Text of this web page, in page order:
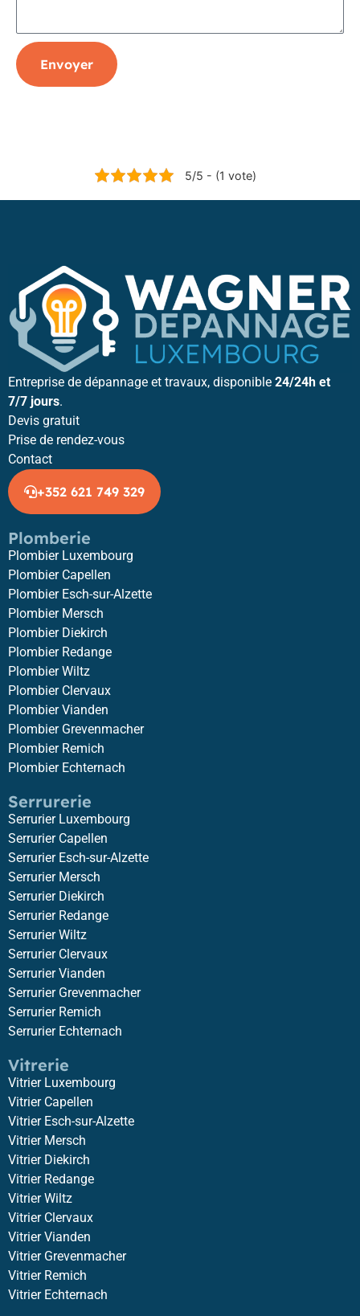
Envoyer
5/5 - (1 vote)
Entreprise de dépannage et travaux, disponible 24/24h et
7/7 jours.
Devis gratuit
Prise de rendez-vous
Contact
+352 621 749 329
Plomberie
Plombier Luxembourg
Plombier Capellen
Plombier Esch-sur-Alzette
Plombier Mersch
Plombier Diekirch
Plombier Redange
Plombier Wiltz
Plombier Clervaux
Plombier Vianden
Plombier Grevenmacher
Plombier Remich
Plombier Echternach
Serrurerie
Serrurier Luxembourg
Serrurier Capellen
Serrurier Esch-sur-Alzette
Serrurier Mersch
Serrurier Diekirch
Serrurier Redange
Serrurier Wiltz
Serrurier Clervaux
Serrurier Vianden
Serrurier Grevenmacher
Serrurier Remich
Serrurier Echternach
Vitrerie
Vitrier Luxembourg
Vitrier Capellen
Vitrier Esch-sur-Alzette
Vitrier Mersch
Vitrier Diekirch
Vitrier Redange
Vitrier Wiltz
Vitrier Clervaux
Vitrier Vianden
Vitrier Grevenmacher
Vitrier Remich
Vitrier Echternach